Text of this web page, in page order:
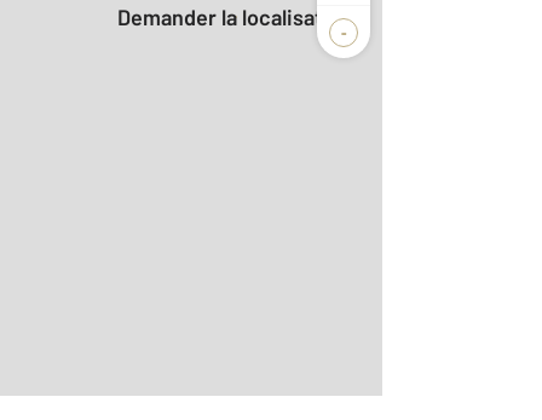
-
Demander la localisation